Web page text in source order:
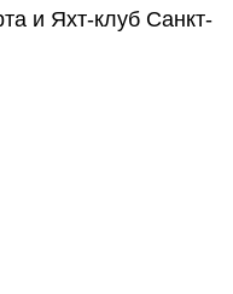
и Яхт-клуб Санкт-